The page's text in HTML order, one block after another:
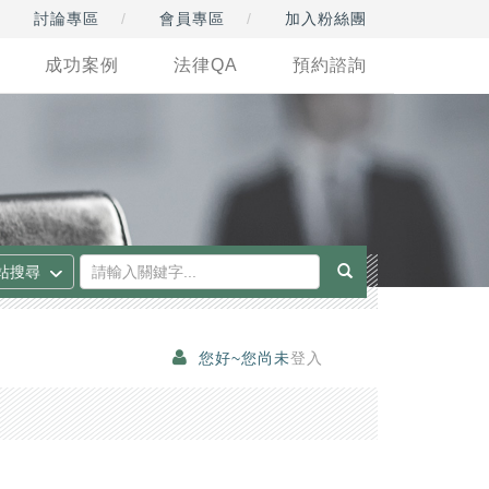
討論專區 會員專區 加入粉絲團
成功案例 法律QA 預約諮詢
您好~您尚未登入